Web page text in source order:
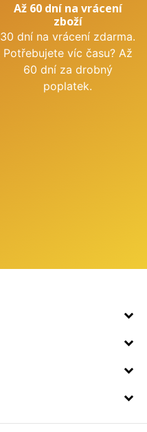
Až 60 dní na vrácení
zboží
30 dní na vrácení zdarma.
Potřebujete víc času? Až
60 dní za drobný
poplatek.